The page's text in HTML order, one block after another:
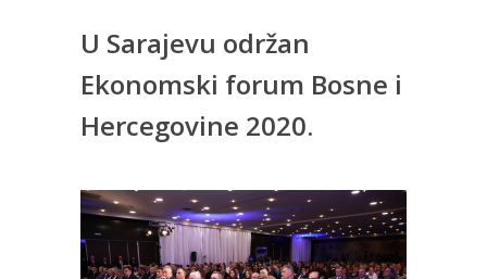
U Sarajevu održan
Ekonomski forum Bosne i
Hercegovine 2020.